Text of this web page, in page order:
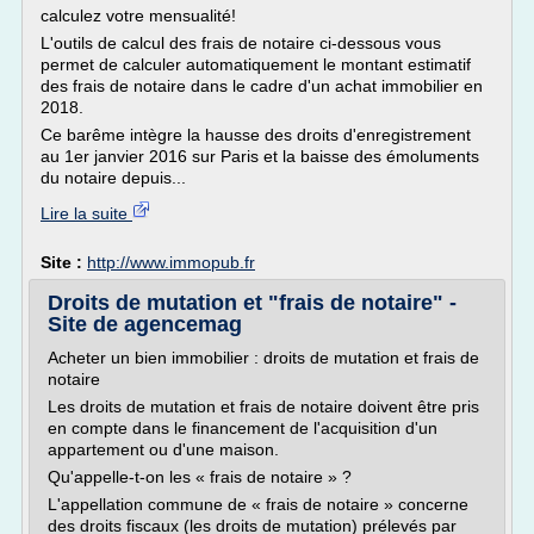
calculez votre mensualité!
L'outils de calcul des frais de notaire ci-dessous vous
permet de calculer automatiquement le montant estimatif
des frais de notaire dans le cadre d'un achat immobilier en
2018.
Ce barême intègre la hausse des droits d'enregistrement
au 1er janvier 2016 sur Paris et la baisse des émoluments
du notaire depuis...
Lire la suite
Site : http://www.immopub.fr
Droits de mutation et "frais de notaire" -
Site de agencemag
Acheter un bien immobilier : droits de mutation et frais de
notaire
Les droits de mutation et frais de notaire doivent être pris
en compte dans le financement de l'acquisition d'un
appartement ou d'une maison.
Qu'appelle-t-on les « frais de notaire » ?
L'appellation commune de « frais de notaire » concerne
des droits fiscaux (les droits de mutation) prélevés par